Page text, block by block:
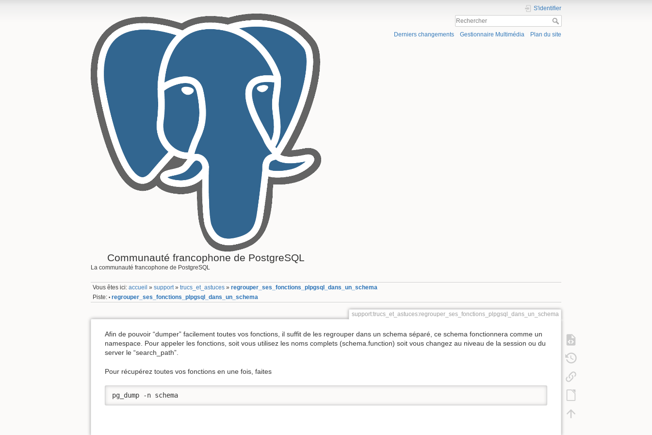
Communauté francophone de PostgreSQL
La communauté francophone de PostgreSQL
S'identifier
Derniers changements Gestionnaire Multimédia Plan du site
Vous êtes ici:accueil »support»trucs_et_astuces »regrouper_ses_fonctions_plpgsql_dans_un_schema
Piste: • regrouper_ses_fonctions_plpgsql_dans_un_schema
support:trucs_et_astuces:regrouper_ses_fonctions_plpgsql_dans_un_schema
Afin de pouvoir “dumper” facilement toutes vos fonctions, il suffit de les regrouper dans un schema séparé, ce schema fonctionnera comme un
namespace. Pour appeler les fonctions, soit vous utilisez les noms complets (schema.function) soit vous changez au niveau de la session ou du
server le “search_path”.
Pour récupérez toutes vos fonctions en une fois, faites
pg_dump -n schema